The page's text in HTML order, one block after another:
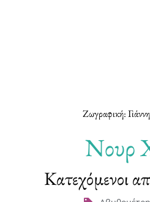
Ζωγραφική:
Νουρ
Κατεχόμενοι